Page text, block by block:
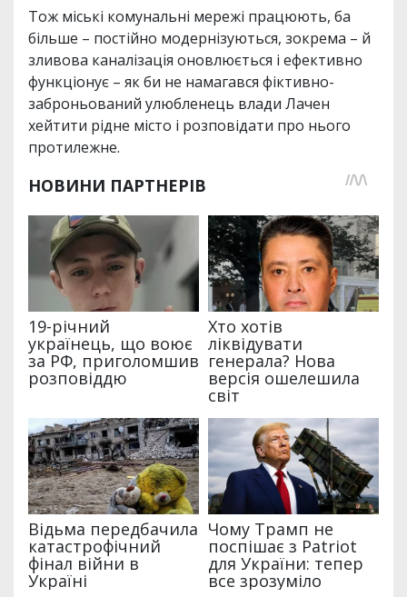
Тож міські комунальні мережі працюють, ба
більше – постійно модернізуються, зокрема – й
зливова каналізація оновлюється і ефективно
функціонує – як би не намагався фіктивно-
заброньований улюбленець влади Лачен
хейтити рідне місто і розповідати про нього
протилежне.